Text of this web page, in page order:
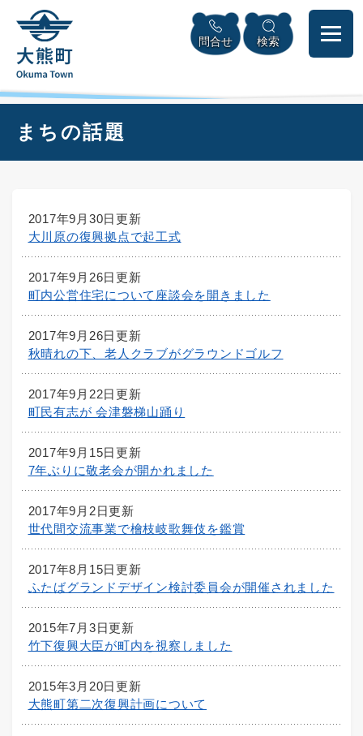
頭
メニューを飛ばして本文へ
問合せ 検索
まちの話題
2017年9月30日更新
大川原の復興拠点で起工式
2017年9月26日更新
町内公営住宅について座談会を開きました
2017年9月26日更新
秋晴れの下、老人クラブがグラウンドゴルフ
2017年9月22日更新
町民有志が 会津磐梯山踊り
2017年9月15日更新
7年ぶりに敬老会が開かれました
2017年9月2日更新
世代間交流事業で檜枝岐歌舞伎を鑑賞
2017年8月15日更新
ふたばグランドデザイン検討委員会が開催されました
2015年7月3日更新
竹下復興大臣が町内を視察しました
2015年3月20日更新
大熊町第二次復興計画について